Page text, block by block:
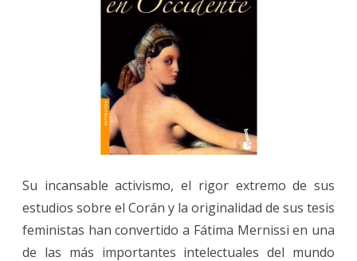
Su incansable activismo, el rigor extremo de sus
estudios sobre el Corán y la originalidad de sus tesis
feministas han convertido a Fátima Mernissi en una
de las más importantes intelectuales del mundo